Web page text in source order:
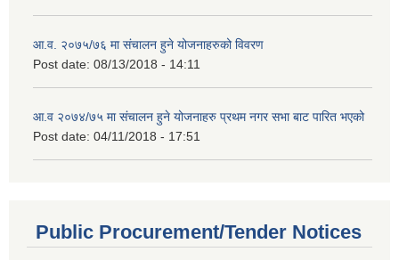
आ.व. २०७५/७६ मा संचालन हुने योजनाहरुको विवरण
Post date: 08/13/2018 - 14:11
आ.व २०७४/७५ मा संचालन हुने योजनाहरु प्रथम नगर सभा बाट पारित भएको
Post date: 04/11/2018 - 17:51
Public Procurement/Tender Notices